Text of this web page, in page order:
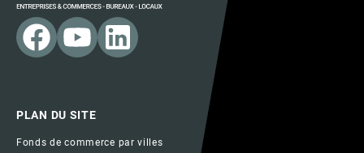
PLAN DU SITE
Fonds de commerce par villes